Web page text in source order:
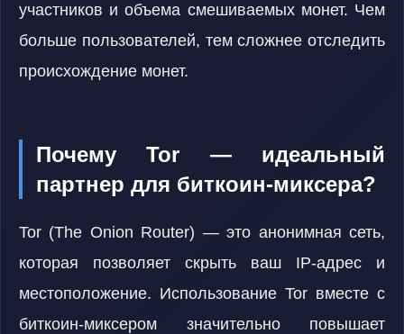
участников и объема смешиваемых монет. Чем
больше пользователей, тем сложнее отследить
происхождение монет.
Почему Tor — идеальный
партнер для биткоин-миксера?
Tor (The Onion Router) — это анонимная сеть,
которая позволяет скрыть ваш IP-адрес и
местоположение. Использование Tor вместе с
биткоин-миксером значительно повышает